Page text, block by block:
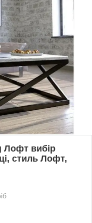
Лофт вибір
стиль Лофт,